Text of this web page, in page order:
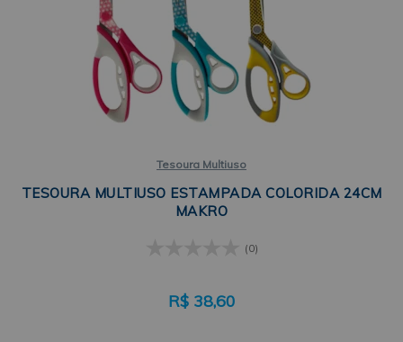
Tesoura Multiuso
TESOURA MULTIUSO ESTAMPADA COLORIDA 24CM
MAKRO
(0)
R$ 38,60